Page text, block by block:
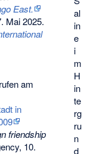
al
in
e
i
m
H
in
te
rg
ru
n
d
East.
Mai 2025.
am
in
friendship
10.